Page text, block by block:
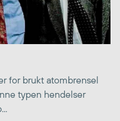
for brukt atombrensel
typen hendelser